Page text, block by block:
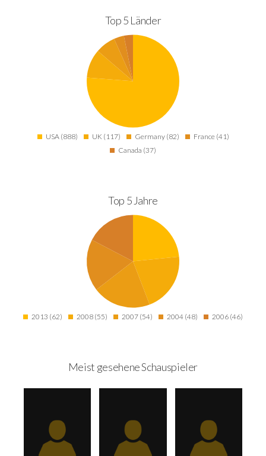
Top 5 Länder
USA (888) UK (117) Germany (82)
France (41)
Canada (37)
Top 5 Jahre
2013 (62) 2008 (55) 2007 (54) 2004 (48) 2006 (46)
Meist gesehene Schauspieler